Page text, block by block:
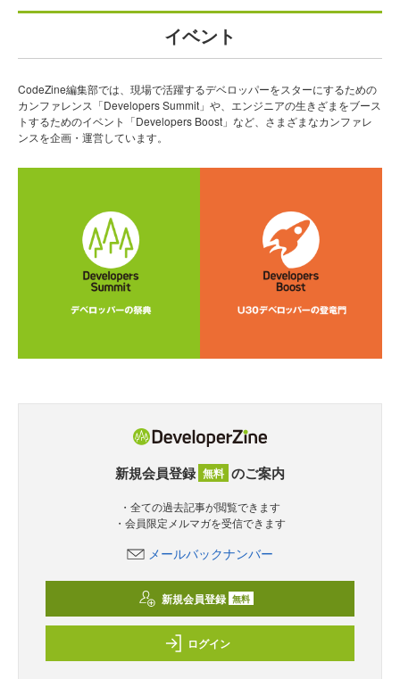
イベント
CodeZine編集部では、現場で活躍するデベロッパーをスターにするための
カンファレンス「Developers Summit」や、エンジニアの生きざまをブース
トするためのイベント「Developers Boost」など、さまざまなカンファレ
ンスを企画・運営しています。
新規会員登録 無料 のご案内
・全ての過去記事が閲覧できます
・会員限定メルマガを受信できます
メールバックナンバー
新規会員登録 無料
ログイン